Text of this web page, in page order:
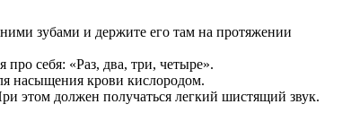
зубами и держите его там на протяжении
себя: «Раз, два, три, четыре».
насыщения крови кислородом.
этом должен получаться легкий шистящий звук.